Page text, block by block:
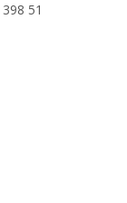
398 51